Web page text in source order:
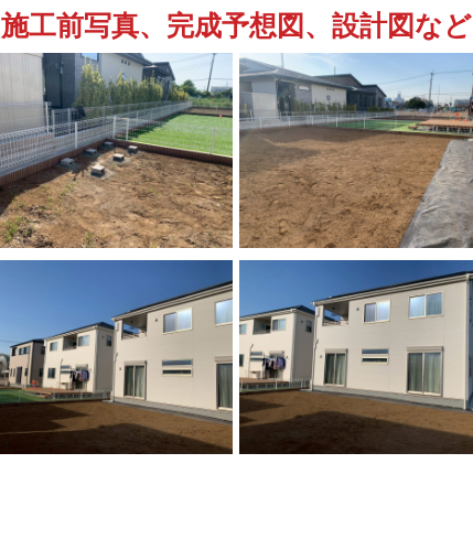
施工前写真、完成予想図、設計図など